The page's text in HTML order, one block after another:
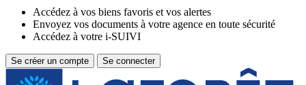
Accédez à vos biens favoris et vos alertes
Envoyez vos documents à votre agence en toute sécurité
Accédez à votre i-SUIVI
Se créer un compte Se connecter